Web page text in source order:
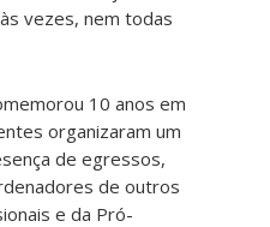
vezes, nem todas
10 anos em
organizaram um
de egressos,
de outros
e da Pró-